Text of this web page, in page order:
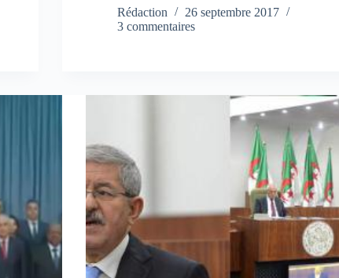
Rédaction
26 septembre 2017
3 commentaires